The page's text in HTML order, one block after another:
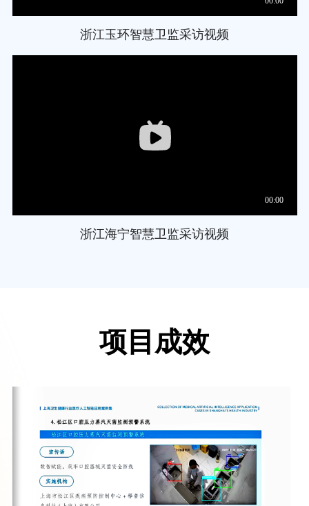
浙江玉环智慧卫监采访视频
浙江海宁智慧卫监采访视频
项目成效